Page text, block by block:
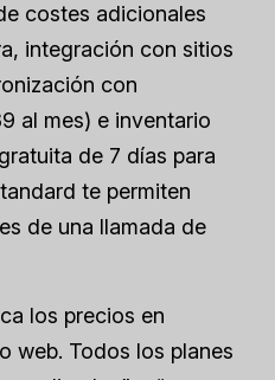
costes adicionales
integración con sitios
con
al mes) e inventario
de 7 días para
te permiten
de una llamada de
los precios en
web. Todos los planes